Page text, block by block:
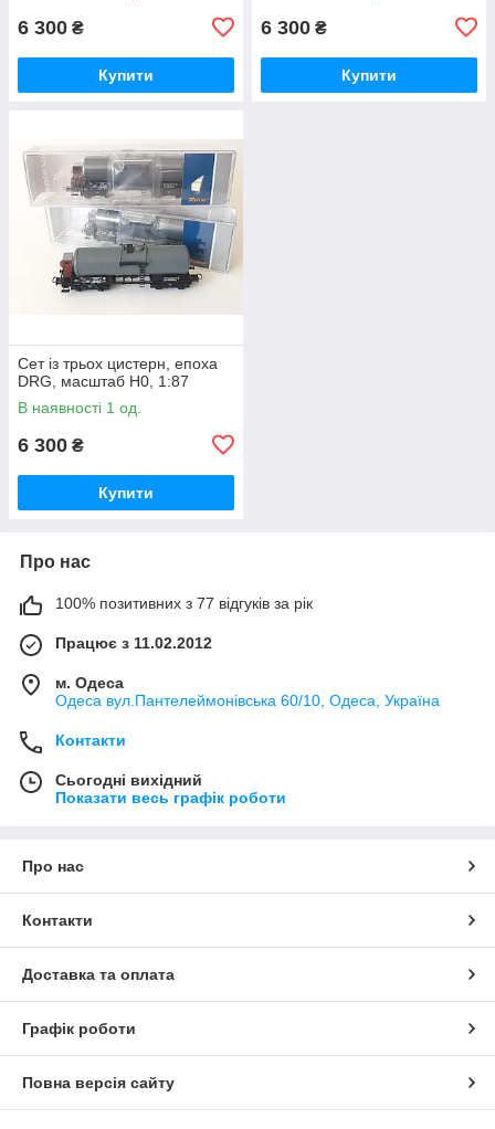
6 300 ₴
Купити
6 300 ₴
Купити
Сет із трьох цистерн, епоха
DRG, масштаб H0, 1:87
В наявності 1 од.
6 300 ₴
Купити
Про нас
100% позитивних з 77 відгуків за рік
Працює з 11.02.2012
м. Одеса
Одеса вул.Пантелеймонівська 60/10, Одеса, Україна
Контакти
Сьогодні вихідний
Показати весь графік роботи
Про нас
Контакти
Доставка та оплата
Графік роботи
Повна версія сайту